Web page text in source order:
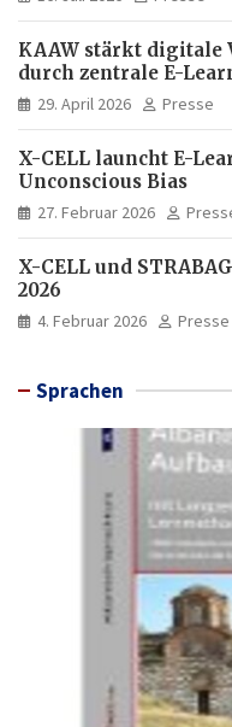
KAAW stärkt digitale
durch zentrale E-
29. April 2026 Presse
X-CELL launcht E-
Unconscious Bias
27. Februar 2026
X-CELL und
2026
4. Februar 2026 Presse
Sprachen